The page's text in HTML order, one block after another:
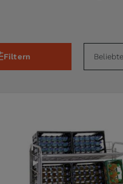
Filtern